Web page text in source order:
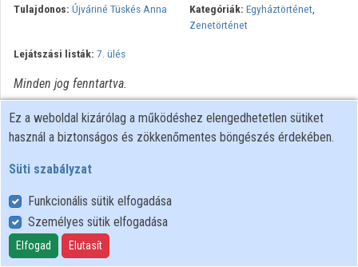
Tulajdonos: Újváriné Tüskés Anna Kategóriák: Egyháztörténet,
Zenetörténet
Lejátszási listák: 7. ülés
Minden jog fenntartva.
Felhasználói szabályzat
Adatkezelési tájékoztató
Süti szabályzat
Ez a weboldal kizárólag a működéshez elengedhetetlen sütiket
használ a biztonságos és zökkenőmentes böngészés érdekében.
Süti szabályzat
Funkcionális sütik elfogadása
Személyes sütik elfogadása
Elfogad Elutasít